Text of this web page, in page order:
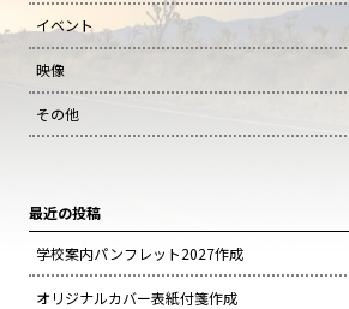
イベント
映像
その他
最近の投稿
学校案内パンフレット2027作成
オリジナルカバー表紙付箋作成